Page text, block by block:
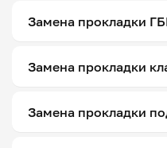
Замена прокладки
Замена прокладки
Замена прокладки